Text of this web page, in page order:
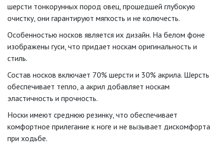
шерсти тонкорунных пород овец, прошедшей глубокую
очистку, они гарантируют мягкость и не колючесть.
Особенностью носков является их дизайн. На белом фоне
изображены гуси, что придает носкам оригинальность и
стиль.
Состав носков включает 70% шерсти и 30% акрила. Шерсть
обеспечивает тепло, а акрил добавляет носкам
эластичность и прочность.
Носки имеют среднюю резинку, что обеспечивает
комфортное прилегание к ноге и не вызывает дискомфорта
при ходьбе.